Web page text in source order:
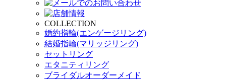
COLLECTION
婚約指輪(エンゲージリング)
結婚指輪(マリッジリング)
セットリング
エタニティリング
ブライダルオーダーメイド